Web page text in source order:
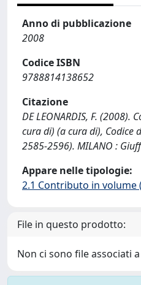
Anno di pubblicazione
2008
Codice ISBN
9788814138652
Citazione
DE LEONARDIS, F.
cura di) (a cura di), Codice
2585-2596). MILANO :
Appare nelle tipologie:
2.1 Contributo in volume
File in questo prodotto:
Non ci sono file associati